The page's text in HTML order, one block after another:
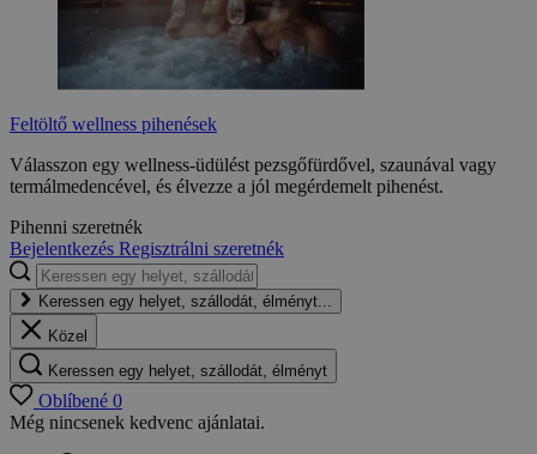
Feltöltő wellness pihenések
Válasszon egy wellness-üdülést pezsgőfürdővel, szaunával vagy
termálmedencével, és élvezze a jól megérdemelt pihenést.
Pihenni szeretnék
Bejelentkezés Regisztrálni szeretnék
Keressen egy helyet, szállodát, élményt...
Közel
Keressen egy helyet, szállodát, élményt
Oblíbené 0
Még nincsenek kedvenc ajánlatai.